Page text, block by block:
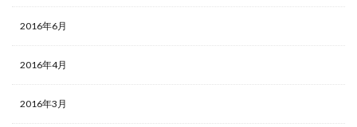
2016年6月
2016年4月
2016年3月